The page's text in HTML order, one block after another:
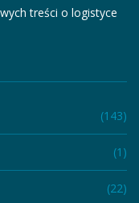
treści o logistyce
(143)
(1)
(22)